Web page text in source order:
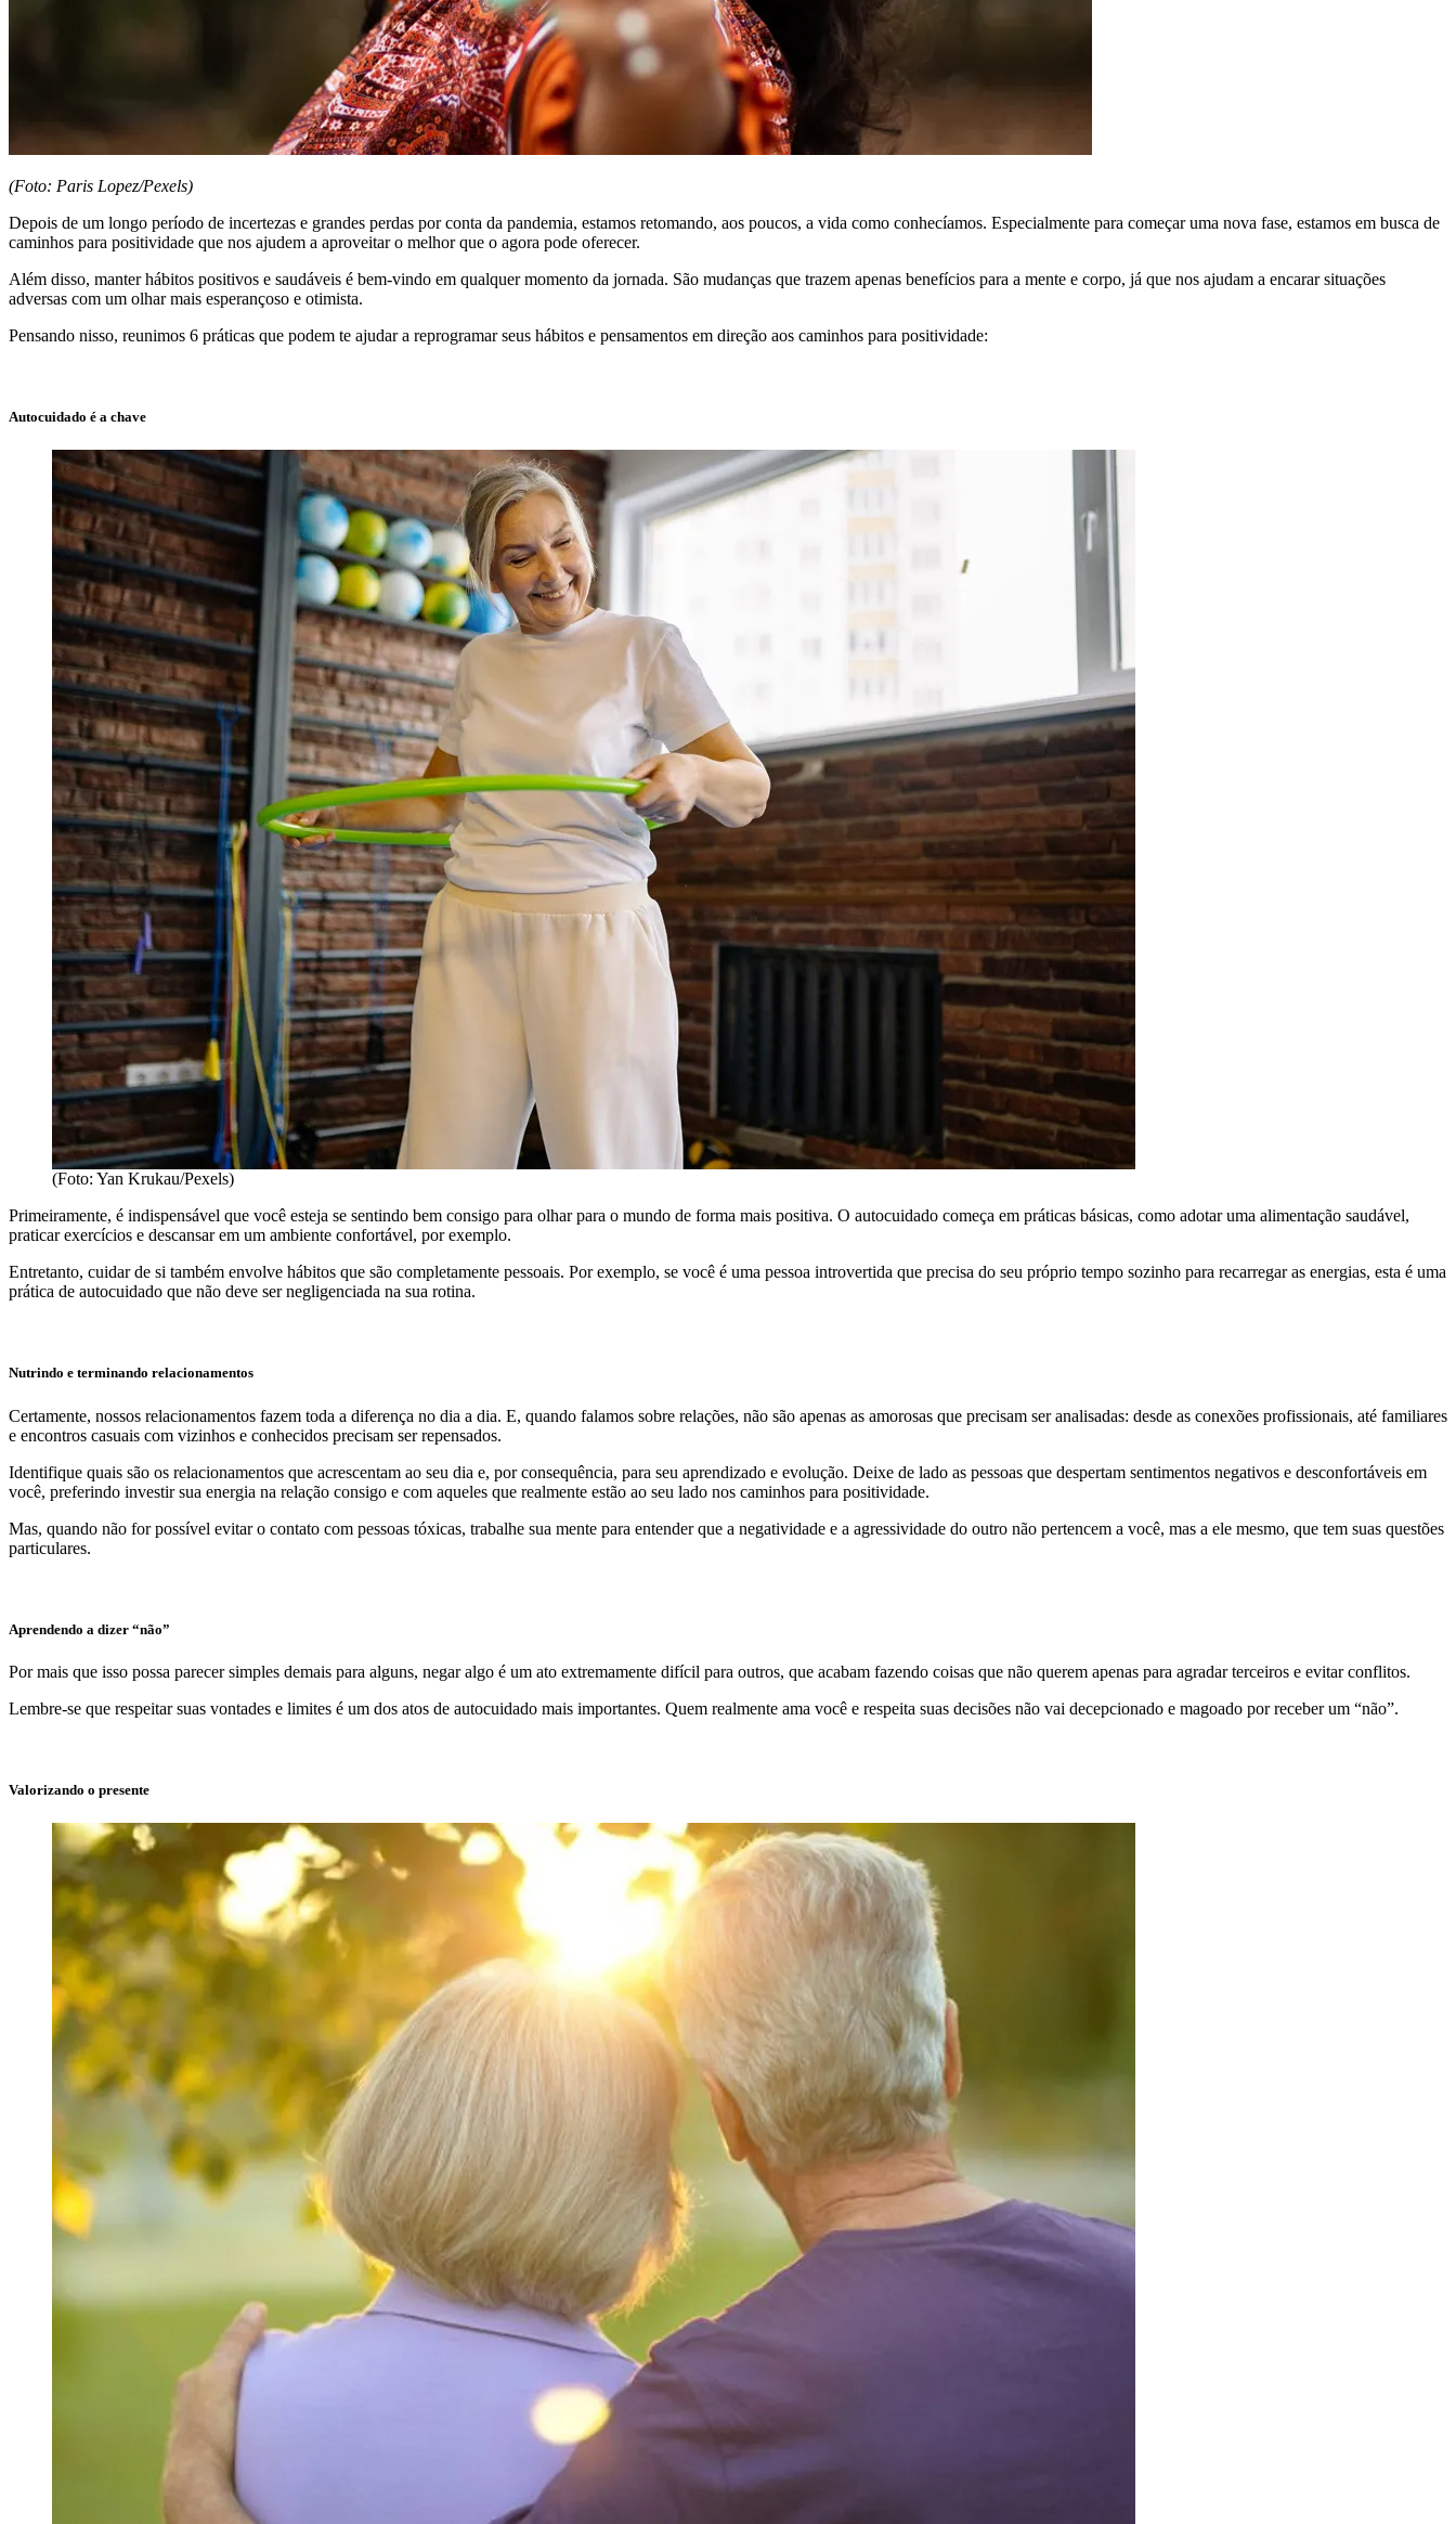
(Foto: Paris Lopez/Pexels)
Depois de um longo período de incertezas e grandes perdas por conta da pandemia, estamos retomando, aos poucos, a vida como conhecíamos. Especialmente para começar uma nova fase, estamos em busca de
caminhos para positividade que nos ajudem a aproveitar o melhor que o agora pode oferecer.
Além disso, manter hábitos positivos e saudáveis é bem-vindo em qualquer momento da jornada. São mudanças que trazem apenas benefícios para a mente e corpo, já que nos ajudam a encarar situações
adversas com um olhar mais esperançoso e otimista.
Pensando nisso, reunimos 6 práticas que podem te ajudar a reprogramar seus hábitos e pensamentos em direção aos caminhos para positividade:
Autocuidado é a chave
(Foto: Yan Krukau/Pexels)
Primeiramente, é indispensável que você esteja se sentindo bem consigo para olhar para o mundo de forma mais positiva. O autocuidado começa em práticas básicas, como adotar uma alimentação saudável,
praticar exercícios e descansar em um ambiente confortável, por exemplo.
Entretanto, cuidar de si também envolve hábitos que são completamente pessoais. Por exemplo, se você é uma pessoa introvertida que precisa do seu próprio tempo sozinho para recarregar as energias, esta é uma
prática de autocuidado que não deve ser negligenciada na sua rotina.
Nutrindo e terminando relacionamentos
Certamente, nossos relacionamentos fazem toda a diferença no dia a dia. E, quando falamos sobre relações, não são apenas as amorosas que precisam ser analisadas: desde as conexões profissionais, até familiares
e encontros casuais com vizinhos e conhecidos precisam ser repensados.
Identifique quais são os relacionamentos que acrescentam ao seu dia e, por consequência, para seu aprendizado e evolução. Deixe de lado as pessoas que despertam sentimentos negativos e desconfortáveis em
você, preferindo investir sua energia na relação consigo e com aqueles que realmente estão ao seu lado nos caminhos para positividade.
Mas, quando não for possível evitar o contato com pessoas tóxicas, trabalhe sua mente para entender que a negatividade e a agressividade do outro não pertencem a você, mas a ele mesmo, que tem suas questões
particulares.
Aprendendo a dizer “não”
Por mais que isso possa parecer simples demais para alguns, negar algo é um ato extremamente difícil para outros, que acabam fazendo coisas que não querem apenas para agradar terceiros e evitar conflitos.
Lembre-se que respeitar suas vontades e limites é um dos atos de autocuidado mais importantes. Quem realmente ama você e respeita suas decisões não vai decepcionado e magoado por receber um “não”.
Valorizando o presente